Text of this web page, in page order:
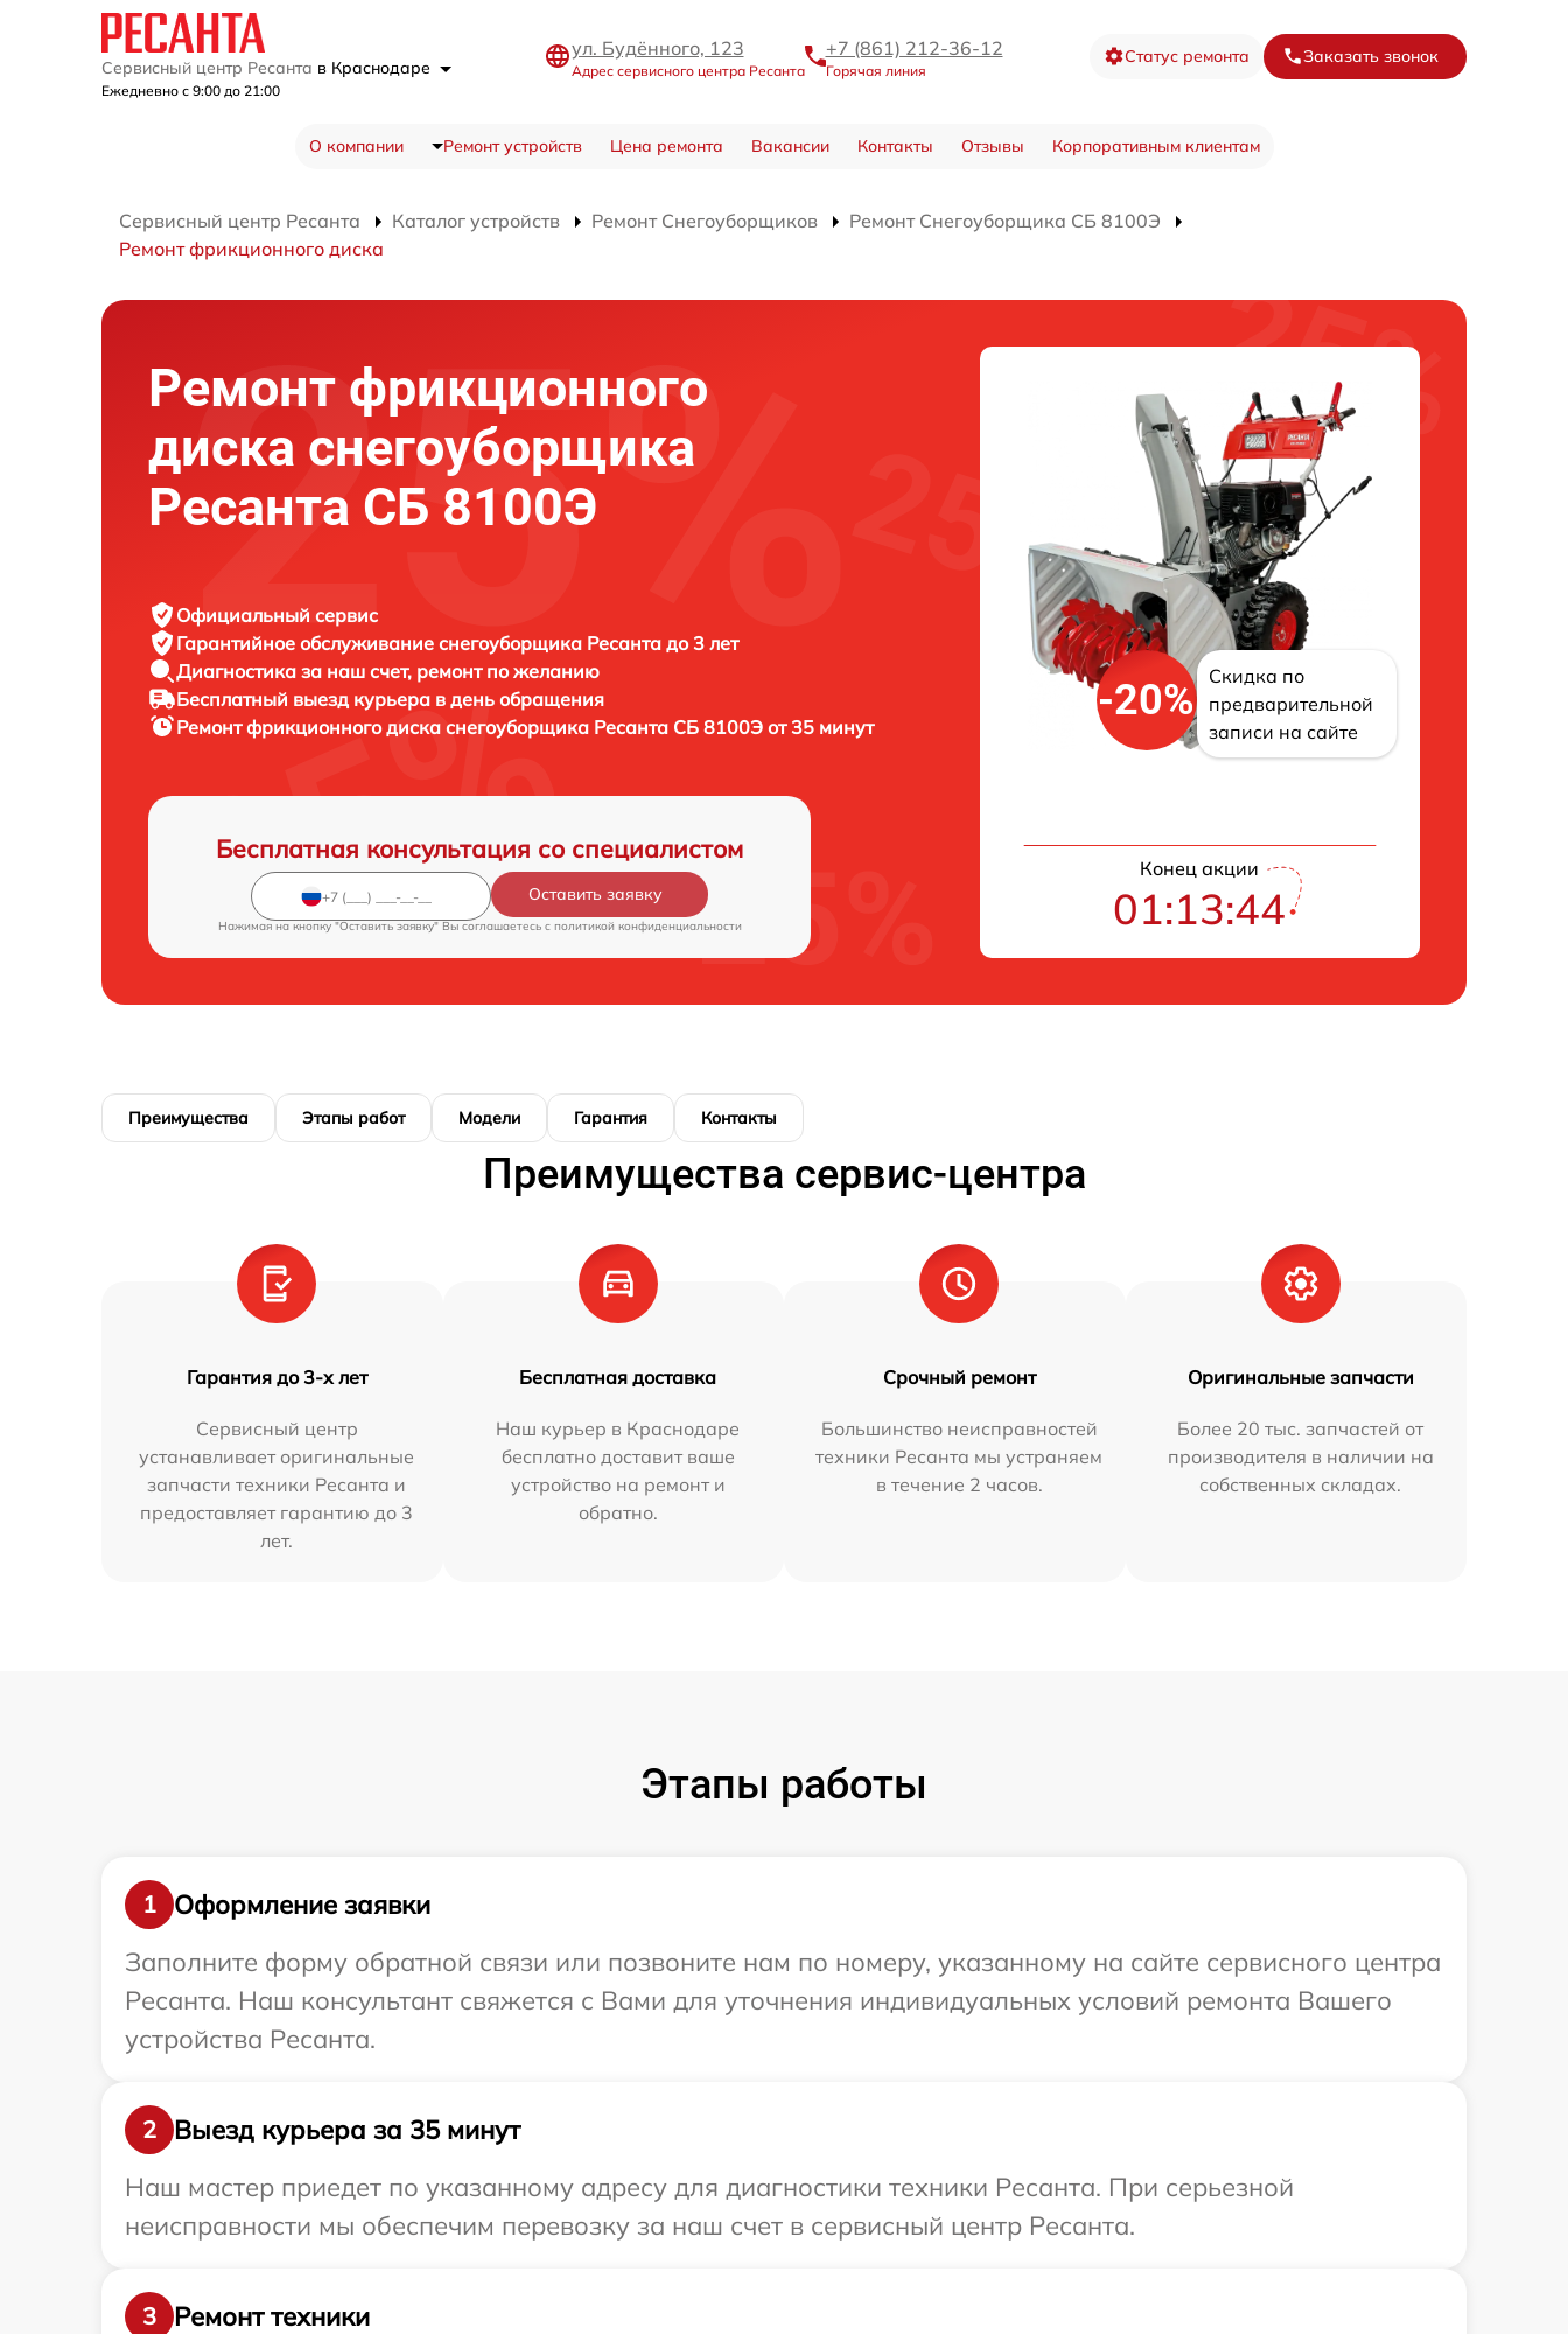
Сервисный центр Ресанта в Краснодаре
Ежедневно с 9:00 до 21:00
ул. Будённого, 123
Адрес сервисного центра Ресанта
+7 (861) 212-36-12
Горячая линия
Статус ремонта Заказать звонок
О компании Ремонт устройств Цена ремонта Вакансии Контакты Отзывы Корпоративным клиентам
Сервисный центр Ресанта Каталог устройств Ремонт Снегоуборщиков
Ремонт Снегоуборщика СБ 8100Э
Ремонт фрикционного диска
Ремонт фрикционного
диска снегоуборщика
Ресанта СБ 8100Э
Официальный сервис
Гарантийное обслуживание снегоуборщика Ресанта до 3 лет
Диагностика за наш счет, ремонт по желанию
Бесплатный выезд курьера в день обращения
Ремонт фрикционного диска снегоуборщика Ресанта СБ 8100Э от 35 минут
Бесплатная консультация со специалистом
Оставить заявку
Нажимая на кнопку "Оставить заявку" Вы соглашаетесь c политикой конфиденциальности
-20%
Скидка по
предварительной
записи на сайте
Конец акции
01:13:43
Преимущества Этапы работ Модели Гарантия Контакты
Преимущества сервис-центра
Гарантия до 3-х лет
Сервисный центр
устанавливает оригинальные
запчасти техники Ресанта и
предоставляет гарантию до 3
лет.
Бесплатная доставка
Наш курьер в Краснодаре
бесплатно доставит ваше
устройство на ремонт и
обратно.
Срочный ремонт
Большинство неисправностей
техники Ресанта мы устраняем
в течение 2 часов.
Оригинальные запчасти
Более 20 тыс. запчастей от
производителя в наличии на
собственных складах.
Этапы работы
1
Оформление заявки
Заполните форму обратной связи или позвоните нам по номеру, указанному на сайте сервисного центра
Ресанта. Наш консультант свяжется с Вами для уточнения индивидуальных условий ремонта Вашего
устройства Ресанта.
2
Выезд курьера за 35 минут
Наш мастер приедет по указанному адресу для диагностики техники Ресанта. При серьезной
неисправности мы обеспечим перевозку за наш счет в сервисный центр Ресанта.
3
Ремонт техники